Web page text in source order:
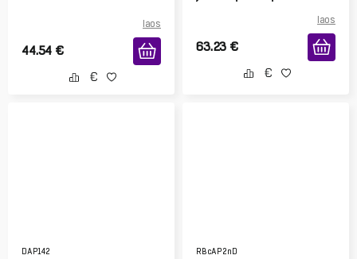
laos
44.54 €
laos
63.23 €
DAP142 RBcAP2nD